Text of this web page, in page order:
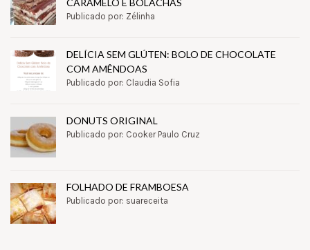
CARAMELO E BOLACHAS
Publicado por: Zélinha
DELÍCIA SEM GLÚTEN: BOLO DE CHOCOLATE
COM AMÊNDOAS
Publicado por: Claudia Sofia
DONUTS ORIGINAL
Publicado por: Cooker Paulo Cruz
FOLHADO DE FRAMBOESA
Publicado por: suareceita